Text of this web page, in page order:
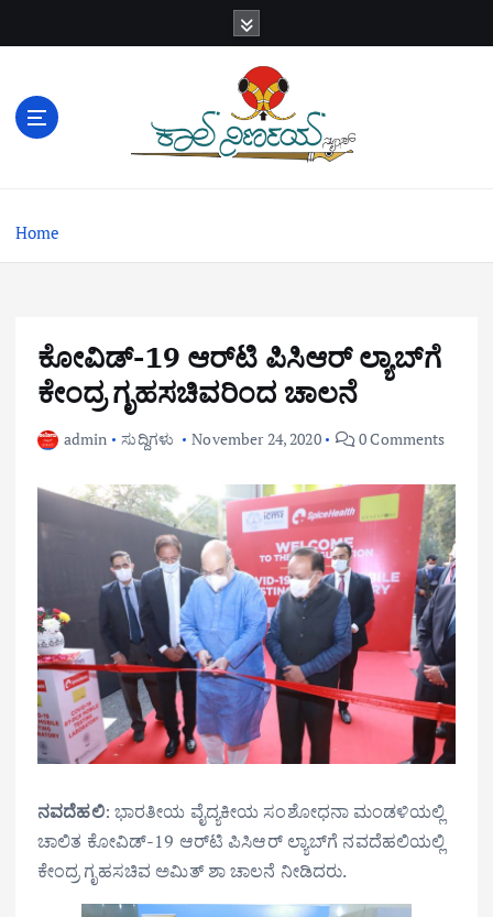
e
Home
ಕೋವಿಡ್-19 ಆರ್‌ಟಿ ಪಿಸಿಆರ್ ಲ್ಯಾಬ್‌ಗೆ
ಕೇಂದ್ರ ಗೃಹಸಚಿವರಿಂದ ಚಾಲನೆ
admin ಸುದ್ದಿಗಳು November 24, 2020 0 Comments
ನವದೆಹಲಿ: ಭಾರತೀಯ ವೈದ್ಯಕೀಯ ಸಂಶೋಧನಾ ಮಂಡಳಿಯಲ್ಲಿ
ಚಾಲಿತ ಕೋವಿಡ್-19 ಆರ್‌ಟಿ ಪಿಸಿಆರ್ ಲ್ಯಾಬ್‌ಗೆ ನವದೆಹಲಿಯಲ್ಲಿ
ಕೇಂದ್ರ ಗೃಹಸಚಿವ ಅಮಿತ್ ಶಾ ಚಾಲನೆ ನೀಡಿದರು.